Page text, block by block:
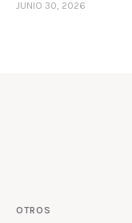
JUNIO 30, 2026
OTROS